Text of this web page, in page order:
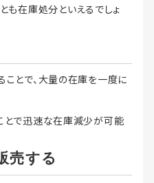
も在庫処分といえるでしょ
とで、大量の在庫を一度に
とで迅速な在庫減少が可能
売する